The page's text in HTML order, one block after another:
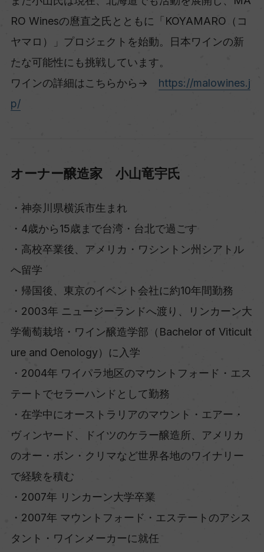
RO Winesの麿直之氏とともに「KOYAMARO（コ
ヤマロ）」プロジェクトを始動。日本ワインの新
たな可能性にも挑戦しています。
ワインの詳細はこちらから→ https://malowines.j
p/
オーナー醸造家 小山竜宇氏
・神奈川県横浜市生まれ
・4歳から15歳まで台湾・台北で過ごす
・高校卒業後、アメリカ・ワシントン州シアトル
へ留学
・帰国後、東京のイベント会社に約10年間勤務
・2003年 ニュージーランドへ渡り、リンカーン大
学葡萄栽培・ワイン醸造学部（Bachelor of Viticult
ure and Oenology）に入学
・2004年 ワイパラ地区のマウントフォード・エス
テートでセラーハンドとして勤務
・在学中にオーストラリアのマウント・エアー・
ヴィンヤード、ドイツのケラー醸造所、アメリカ
のオー・ボン・クリマなど世界各地のワイナリー
で経験を積む
・2007年 リンカーン大学卒業
・2007年 マウントフォード・エステートのアシス
タント・ワインメーカーに就任